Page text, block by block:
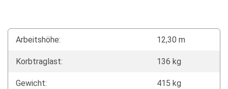
Arbeitshöhe: 12,30 m
Korbtraglast: 136 kg
Gewicht: 415 kg